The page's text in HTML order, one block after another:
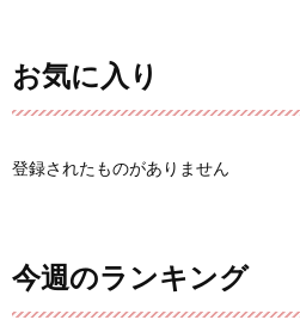
お気に入り
登録されたものがありません
今週のランキング